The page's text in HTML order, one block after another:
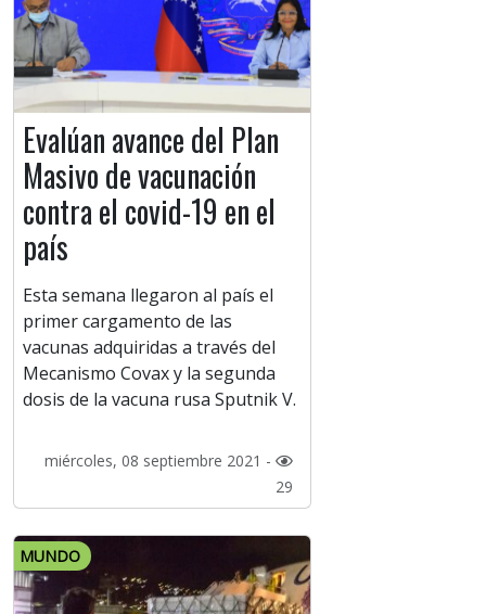
Evalúan avance del Plan
Masivo de vacunación
contra el covid-19 en el
país
Esta semana llegaron al país el
primer cargamento de las
vacunas adquiridas a través del
Mecanismo Covax y la segunda
dosis de la vacuna rusa Sputnik V.
miércoles, 08 septiembre 2021 -
29
MUNDO